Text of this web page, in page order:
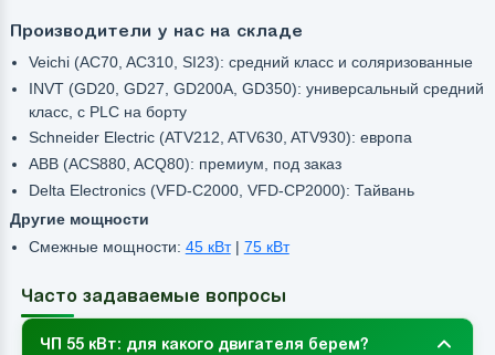
Производители у нас на складе
Veichi (AC70, AC310, SI23): средний класс и соляризованные
INVT (GD20, GD27, GD200A, GD350): универсальный средний
класс, с PLC на борту
Schneider Electric (ATV212, ATV630, ATV930): европа
ABB (ACS880, ACQ80): премиум, под заказ
Delta Electronics (VFD-C2000, VFD-CP2000): Тайвань
Другие мощности
Смежные мощности: 45 кВт| 75 кВт
Часто задаваемые вопросы
ЧП 55 кВт: для какого двигателя берем?